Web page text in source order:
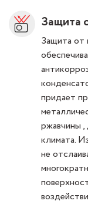
Защита
Защита от
придает
ржавчины ,
климата.
не